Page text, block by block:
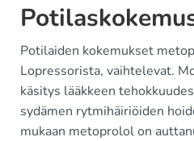
Potilaiden kokemukset
Lopressorista, vaihtelevat.
käsitys lääkkeen
sydämen rytmihäiriöiden
mukaan metoprolol on